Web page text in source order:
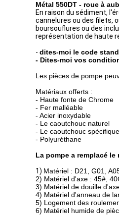
Métal 550DT - roue à
En raison du sédiment,
cannelures ou des filets,
boursouflures ou des
représentation de haute
- dites-moi le code
- Dites-moi vos
Les pièces de pompe
Matériaux offerts :
- Haute fonte de Chrome
- Fer malléable
- Acier inoxydable
- Le caoutchouc naturel
- Le caoutchouc spécifique
- Polyuréthane
La pompe a remplacé le
1) Matériel : D21, G01,
2) Matériel d'axe : 45#,
3) Matériel de douille
4) Matériel d'anneau de
5) Logement des
6) Matériel humide de